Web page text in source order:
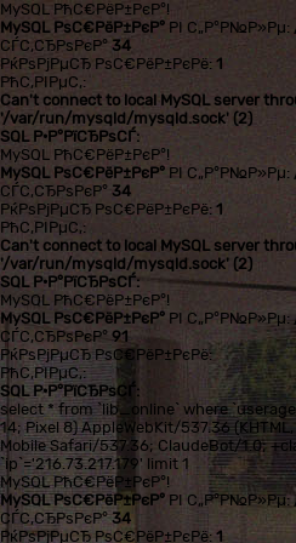
MySQL РћС€РёР±РєР°!
MySQL РѕС€РёР±РєР° РІ С„Р°Р№Р»Рµ:
СЃС‚СЂРѕРєР° 34
РќРѕРјРµСЂ РѕС€РёР±РєРё: 1
РћС‚РІРµС‚:
Can't connect to local MySQL server
'/var/run/mysqld/mysqld.sock' (2)
SQL Р·Р°РїСЂРѕСЃ:
MySQL РћС€РёР±РєР°!
MySQL РѕС€РёР±РєР° РІ С„Р°Р№Р»Рµ:
СЃС‚СЂРѕРєР° 34
РќРѕРјРµСЂ РѕС€РёР±РєРё: 1
РћС‚РІРµС‚:
Can't connect to local MySQL server
'/var/run/mysqld/mysqld.sock' (2)
SQL Р·Р°РїСЂРѕСЃ:
MySQL РћС€РёР±РєР°!
MySQL РѕС€РёР±РєР° РІ С„Р°Р№Р»Рµ:
СЃС‚СЂРѕРєР° 91
РќРѕРјРµСЂ РѕС€РёР±РєРё:
РћС‚РІРµС‚:
SQL Р·Р°РїСЂРѕСЃ:
select * from `lib_online` where
14; Pixel 8) AppleWebKit/537.36
Mobile Safari/537.36; ClaudeBot/1.0;
`ip`='216.73.217.179' limit 1
MySQL РћС€РёР±РєР°!
MySQL РѕС€РёР±РєР° РІ С„Р°Р№Р»Рµ:
СЃС‚СЂРѕРєР°34
РќРѕРјРµСЂ РѕС€РёР±РєРё: 1